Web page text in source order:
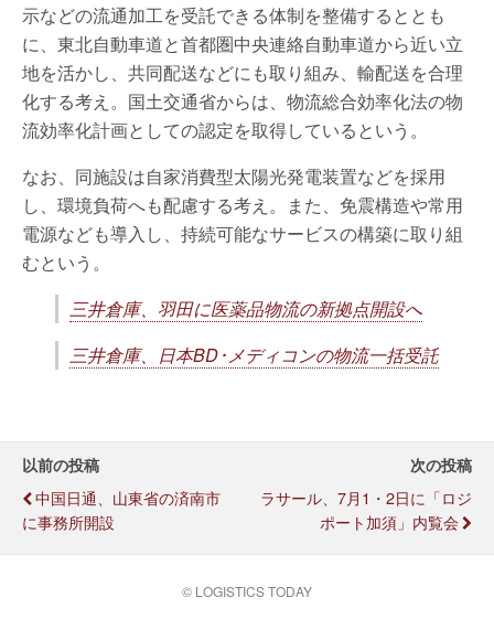
示などの流通加工を受託できる体制を整備するととも
に、東北自動車道と首都圏中央連絡自動車道から近い立
地を活かし、共同配送などにも取り組み、輸配送を合理
化する考え。国土交通省からは、物流総合効率化法の物
流効率化計画としての認定を取得しているという。
なお、同施設は自家消費型太陽光発電装置などを採用
し、環境負荷へも配慮する考え。また、免震構造や常用
電源なども導入し、持続可能なサービスの構築に取り組
むという。
三井倉庫、羽田に医薬品物流の新拠点開設へ
三井倉庫、日本BD･メディコンの物流一括受託
以前の投稿
中国日通、山東省の済南市
に事務所開設
次の投稿
ラサール、7月1・2日に「ロジ
ポート加須」内覧会
© LOGISTICS TODAY